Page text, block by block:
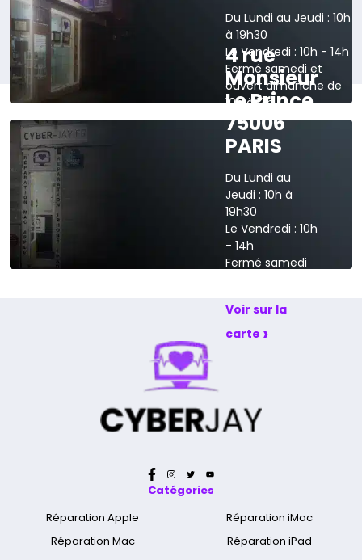
Du Lundi au Jeudi : 10h
à 19h30
Le Vendredi : 10h - 14h
Fermé samedi et
ouvert dimanche de
10h à 13h
Voir sur la carte
4 rue
Monsieur
Le Prince
75006
PARIS
Du Lundi au
Jeudi : 10h à
19h30
Le Vendredi : 10h
- 14h
Fermé samedi
Voir sur la
carte ›
Catégories
Réparation Apple
Réparation Mac
Réparation iMac
Réparation iPad